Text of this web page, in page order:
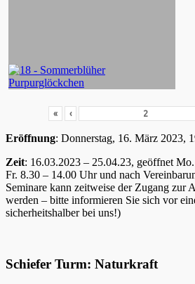
« ‹
Eröffnung: Donnerstag, 16. März 2023,
Zeit: 16.03.2023 – 25.04.23, geöffnet
Fr. 8.30 – 14.00 Uhr und nach
Seminare kann zeitweise der Zugang zur
werden – bitte informieren Sie sich vor
sicherheitshalber bei uns!)
Schiefer Turm: Naturkraft